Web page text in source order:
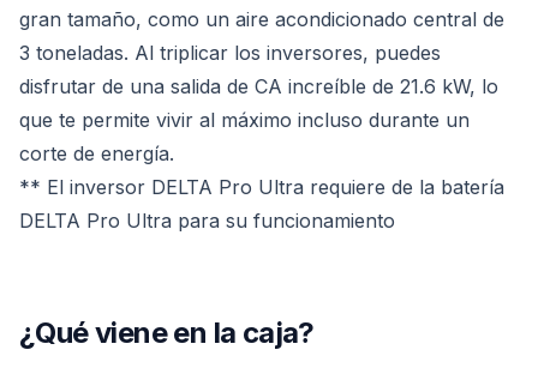
gran tamaño, como un aire acondicionado central de
3 toneladas. Al triplicar los inversores, puedes
disfrutar de una salida de CA increíble de 21.6 kW, lo
que te permite vivir al máximo incluso durante un
corte de energía.
** El inversor DELTA Pro Ultra requiere de la batería
DELTA Pro Ultra para su funcionamiento
¿Qué viene en la caja?